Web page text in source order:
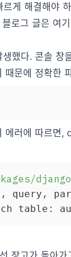
게 해결해야
로그 글은 여기
했다. 콘솔
문에 정확한
러에 따르
, query ,
table :